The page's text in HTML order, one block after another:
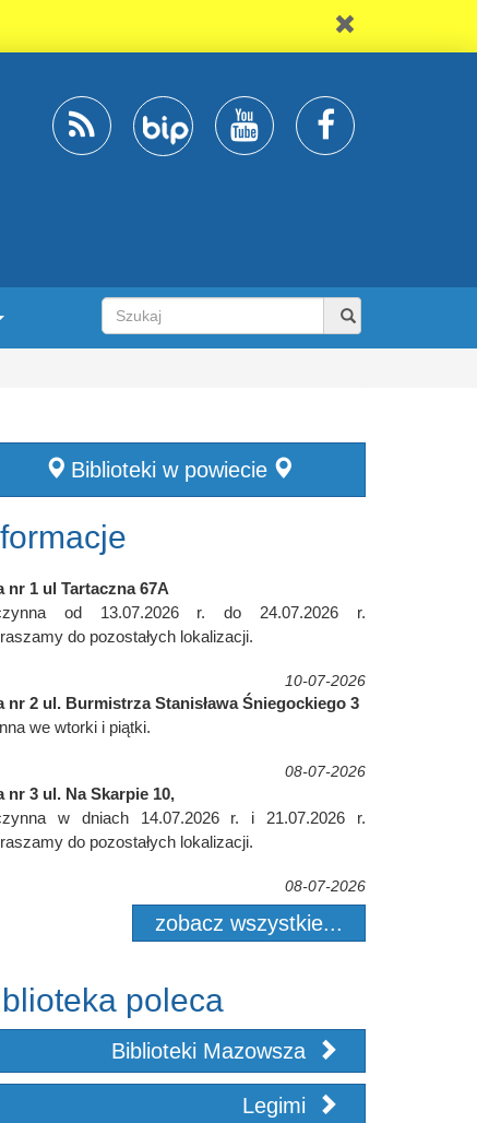
Biblioteki w powiecie
nr 1 ul Tartaczna 67A
od 13.07.2026 r. do 24.07.2026 r.
do pozostałych lokalizacji.
10-07-2026
nr 2 ul. Burmistrza Stanisława Śniegockiego 3
we wtorki i piątki.
08-07-2026
nr 3 ul. Na Skarpie 10,
w dniach 14.07.2026 r. i 21.07.2026 r.
do pozostałych lokalizacji.
08-07-2026
zobacz wszystkie...
poleca
Biblioteki Mazowsza
Legimi